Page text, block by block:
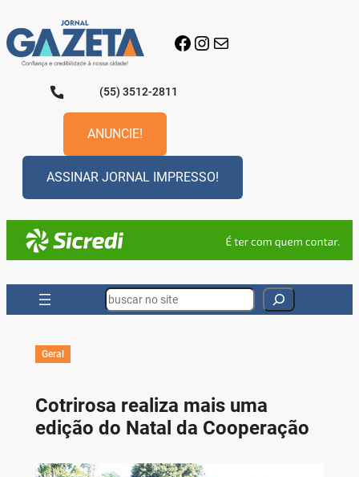
para
o
conteúdo
Facebook
Instagram
E-mail
(55) 3512-2811
ANUNCIE!
ASSINAR JORNAL IMPRESSO!
Search
Geral
Cotrirosa realiza mais uma
edição do Natal da Cooperação